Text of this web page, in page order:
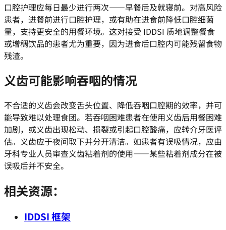
口腔护理应每日最少进行两次——早餐后及就寝前。对高风险
患者，进餐前进行口腔护理，或有助在进食前降低口腔细菌
量，支持更安全的用餐环境。这对接受 IDDSI 质地调整餐食
或增稠饮品的患者尤为重要，因为进食后口腔内可能残留食物
残渣。
义齿可能影响吞咽的情况
不合适的义齿会改变舌头位置、降低吞咽口腔期的效率，并可
能导致难以处理食团。若吞咽困难患者在使用义齿后用餐困难
加剧，或义齿出现松动、损裂或引起口腔酸痛，应转介牙医评
估。义齿应于夜间取下并分开清洁。如患者有误吸情况，应由
牙科专业人员审查义齿粘着剂的使用——某些粘着剂成分在被
误吸后并不安全。
相关资源：
IDDSI 框架